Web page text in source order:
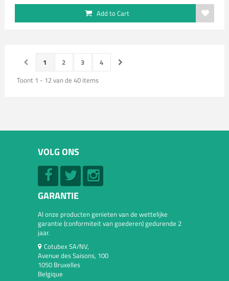
Add to Cart
1 2 3
4
Toont 1 - 12 van de 40 items
VOLG ONS
GARANTIE
Al onze producten genieten van de wettelijke
garantie (conformiteit van goederen) gedurende 2
jaar.
Cotubex SA/NV,
Avenue des Saisons, 100
1050 Bruxelles
Belgique